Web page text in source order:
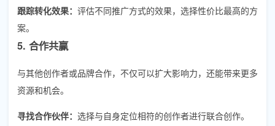
跟踪转化效果： 评估不同推广方式的效果，选择性价比最高的方
案。
5. 合作共赢
与其他创作者或品牌合作，不仅可以扩大影响力，还能带来更多
资源和机会。
寻找合作伙伴： 选择与自身定位相符的创作者进行联合创作。